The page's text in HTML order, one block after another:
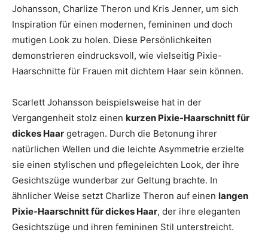
Johansson, Charlize Theron und Kris Jenner, um sich
Inspiration für einen modernen, femininen und doch
mutigen Look zu holen. Diese Persönlichkeiten
demonstrieren eindrucksvoll, wie vielseitig Pixie-
Haarschnitte für Frauen mit dichtem Haar sein können.
Scarlett Johansson beispielsweise hat in der
Vergangenheit stolz einen kurzen Pixie-Haarschnitt für
dickes Haar getragen. Durch die Betonung ihrer
natürlichen Wellen und die leichte Asymmetrie erzielte
sie einen stylischen und pflegeleichten Look, der ihre
Gesichtszüge wunderbar zur Geltung brachte. In
ähnlicher Weise setzt Charlize Theron auf einen langen
Pixie-Haarschnitt für dickes Haar, der ihre eleganten
Gesichtszüge und ihren femininen Stil unterstreicht.